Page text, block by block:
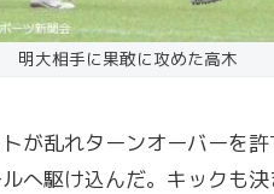
明大相手に果敢に攻めた高木
が乱れターンオーバーを
へ駆け込んだ。キックも